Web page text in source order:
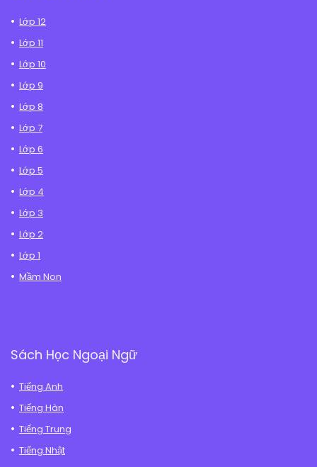
Lớp 12
Lớp 11
Lớp 10
Lớp 9
Lớp 8
Lớp 7
Lớp 6
Lớp 5
Lớp 4
Lớp 3
Lớp 2
Lớp 1
Mầm Non
Sách Học Ngoại Ngữ
Tiếng Anh
Tiếng Hàn
Tiếng Trung
Tiếng Nhật